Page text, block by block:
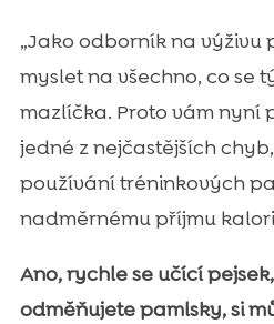
„Jako odborník na výživu
myslet na všechno, co se
mazlíčka. Proto vám nyní
jedné z nejčastějších
používání tréninkových
nadměrnému příjmu
Ano, rychle se učící
odměňujete pamlsky, si